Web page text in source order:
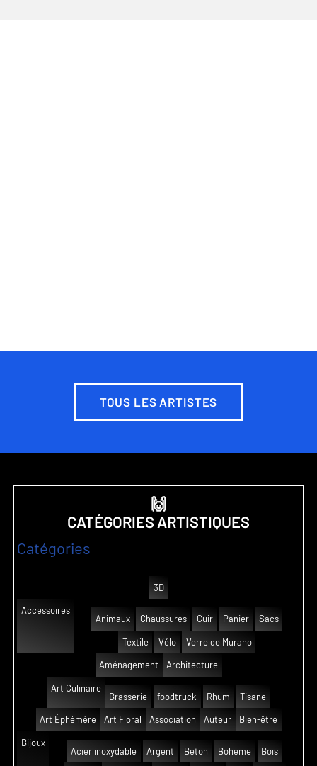
TOUS LES ARTISTES
🙌
CATÉGORIES ARTISTIQUES
Catégories
3D
Accessoires
Animaux
Chaussures Cuir Panier Sacs
Textile Vélo Verre de Murano
Aménagement Architecture
Art Culinaire
Brasserie
foodtruck Rhum Tisane
Art Éphémère Art Floral Association Auteur Bien-être
Bijoux
Acier inoxydable
Argent Beton Boheme Bois